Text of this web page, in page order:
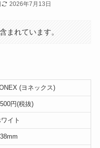
2026年7月13日
まれています。
(ヨネックス)
円(税抜)
イト